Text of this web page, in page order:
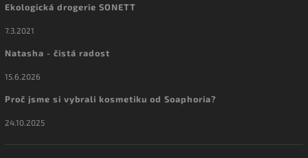
Ekologická drogerie SONETT
7.3.2021
Natasha - čistá radost
15.6.2026
Proč jsme si vybrali kosmetiku od Soaphoria?
24.10.2025